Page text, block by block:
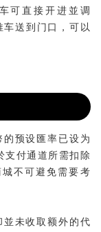
可直接开进並调
送到门口，可以
预设匯率已设为
支付通道所需扣除
不可避免需要考
未收取额外的代